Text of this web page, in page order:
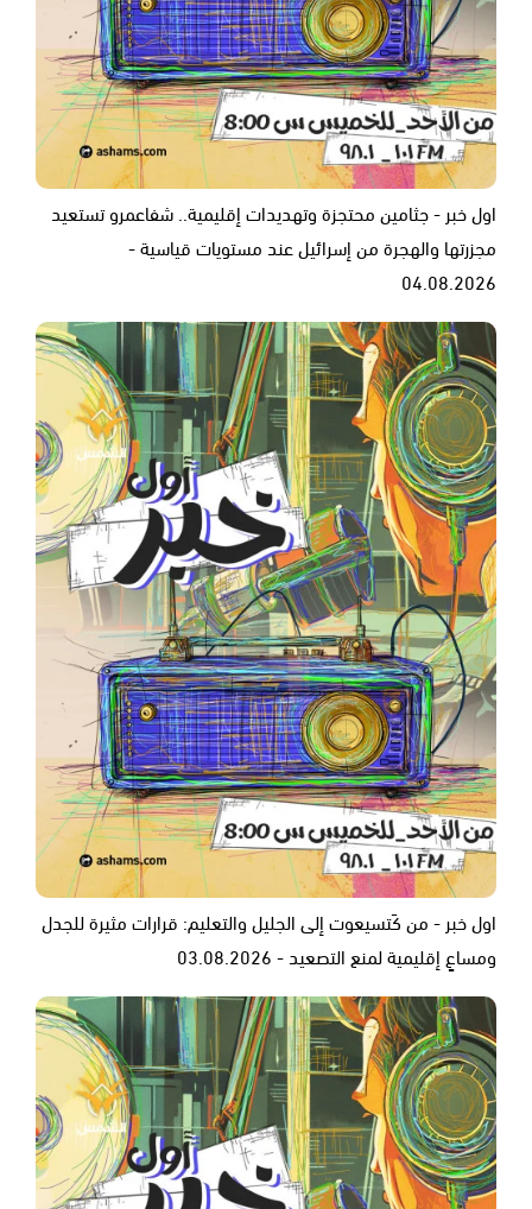
اول خبر - جثامين محتجزة وتهديدات إقليمية.. شفاعمرو تستعيد
مجزرتها والهجرة من إسرائيل عند مستويات قياسية -
04.08.2026
اول خبر - من كَتسيعوت إلى الجليل والتعليم: قرارات مثيرة للجدل
ومساعٍ إقليمية لمنع التصعيد - 03.08.2026